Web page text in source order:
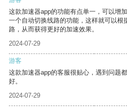
这款加速器app的功能有点单一，可以增
一个自动切换线路的功能，这样就可以根
路，从而获得更好的加速效果。
2024-07-29
游客
这款加速器app的客服很贴心，遇到问题
好。
2024-07-29